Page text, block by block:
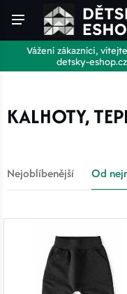
Vážení zákazníci,
detsky-
KALHOTY,
Nejoblíbenější Od